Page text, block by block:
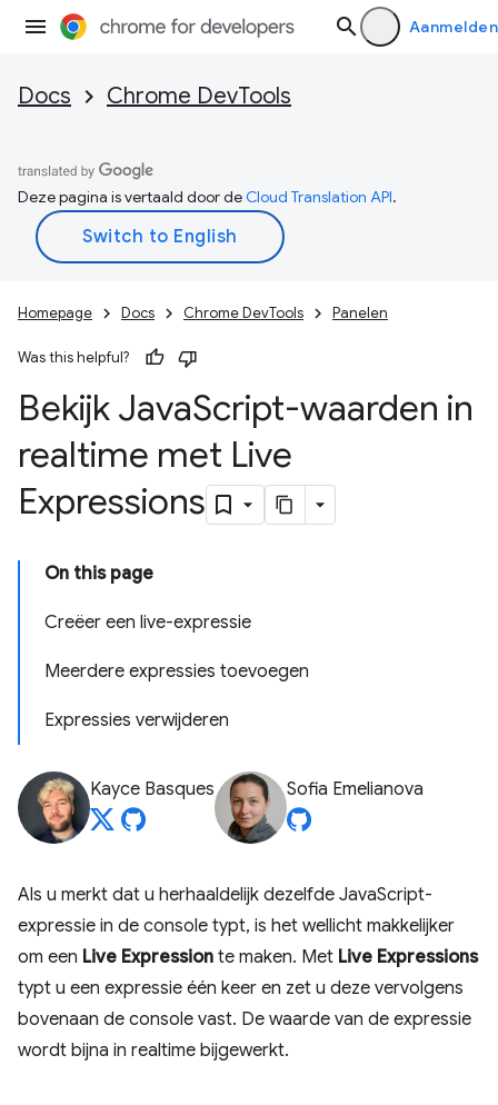
Aanmelden
Docs Chrome DevTools
Deze pagina is vertaald door deCloud Translation API.
Homepage Docs Chrome DevTools Panelen
Was this helpful?
Bekijk JavaScript-waarden in
realtime met Live
Expressions
On this page
Creëer een live-expressie
Meerdere expressies toevoegen
Expressies verwijderen
Kayce Basques Sofia Emelianova
Als u merkt dat u herhaaldelijk dezelfde JavaScript-
expressie in de console typt, is het wellicht makkelijker
om een ​​Live Expression te maken. Met Live Expressions
typt u een expressie één keer en zet u deze vervolgens
bovenaan de console vast. De waarde van de expressie
wordt bijna in realtime bijgewerkt.